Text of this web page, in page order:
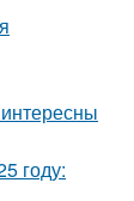
году: